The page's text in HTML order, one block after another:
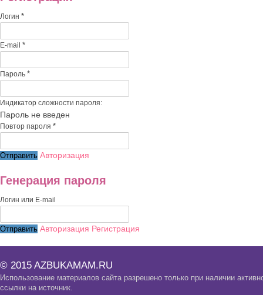
Логин *
E-mail *
Пароль *
Индикатор сложности пароля:
Пароль не введен
Повтор пароля *
Авторизация
Генерация пароля
Логин или E-mail
Авторизация Регистрация
© 2015 AZBUKAMAM.RU
Использование материалов сайта разрешено только при наличии
ссылки на источник.